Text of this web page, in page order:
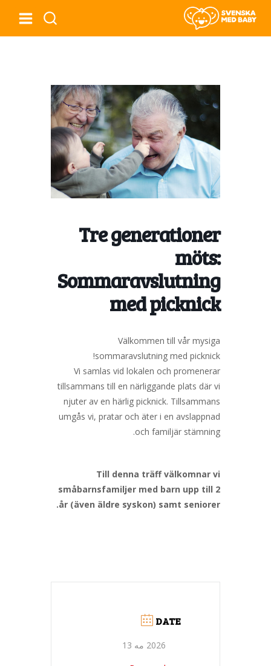
Tre generationer
möts:
Sommaravslutning
med picknick
Välkommen till vår mysiga
sommaravslutning med picknick!
Vi samlas vid lokalen och promenerar
tillsammans till en närliggande plats där vi
njuter av en härlig picknick. Tillsammans
umgås vi, pratar och äter i en avslappnad
och familjär stämning.
Till denna träff välkomnar vi
småbarnsfamiljer med barn upp till 2
år (även äldre syskon) samt seniorer.
DATE
2026 مه 13